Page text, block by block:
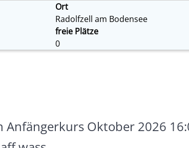
Ort
Radolfzell am Bodensee
freie Plätze
0
Anfängerkurs Oktober 2026